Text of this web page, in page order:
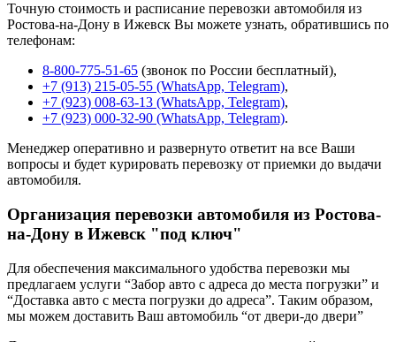
Точную стоимость и расписание перевозки автомобиля из
Ростова-на-Дону в Ижевск Вы можете узнать, обратившись по
телефонам:
8-800-775-51-65 (звонок по России бесплатный),
+7 (913) 215-05-55 (WhatsApp, Telegram),
+7 (923) 008-63-13 (WhatsApp, Telegram),
+7 (923) 000-32-90 (WhatsApp, Telegram).
Менеджер оперативно и развернуто ответит на все Ваши
вопросы и будет курировать перевозку от приемки до выдачи
автомобиля.
Организация перевозки автомобиля из Ростова-
на-Дону в Ижевск "под ключ"
Для обеспечения максимального удобства перевозки мы
предлагаем услуги “Забор авто с адреса до места погрузки” и
“Доставка авто с места погрузки до адреса”. Таким образом,
мы можем доставить Ваш автомобиль “от двери-до двери”